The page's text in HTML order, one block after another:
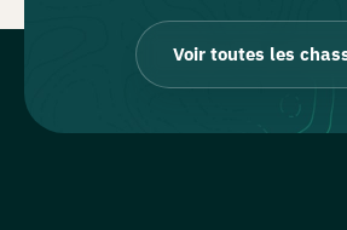
Voir toutes les